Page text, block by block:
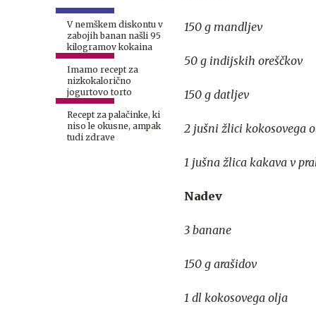
V nemškem diskontu v
zabojih banan našli 95
kilogramov kokaina
Imamo recept za
nizkokalorično
jogurtovo torto
Recept za palačinke, ki
niso le okusne, ampak
tudi zdrave
150 g mandljev
50 g indijskih oreščkov
150 g datljev
2 jušni žlici kokosovega
1 jušna žlica kakava v
Nadev
3 banane
150 g arašidov
1 dl kokosovega olja